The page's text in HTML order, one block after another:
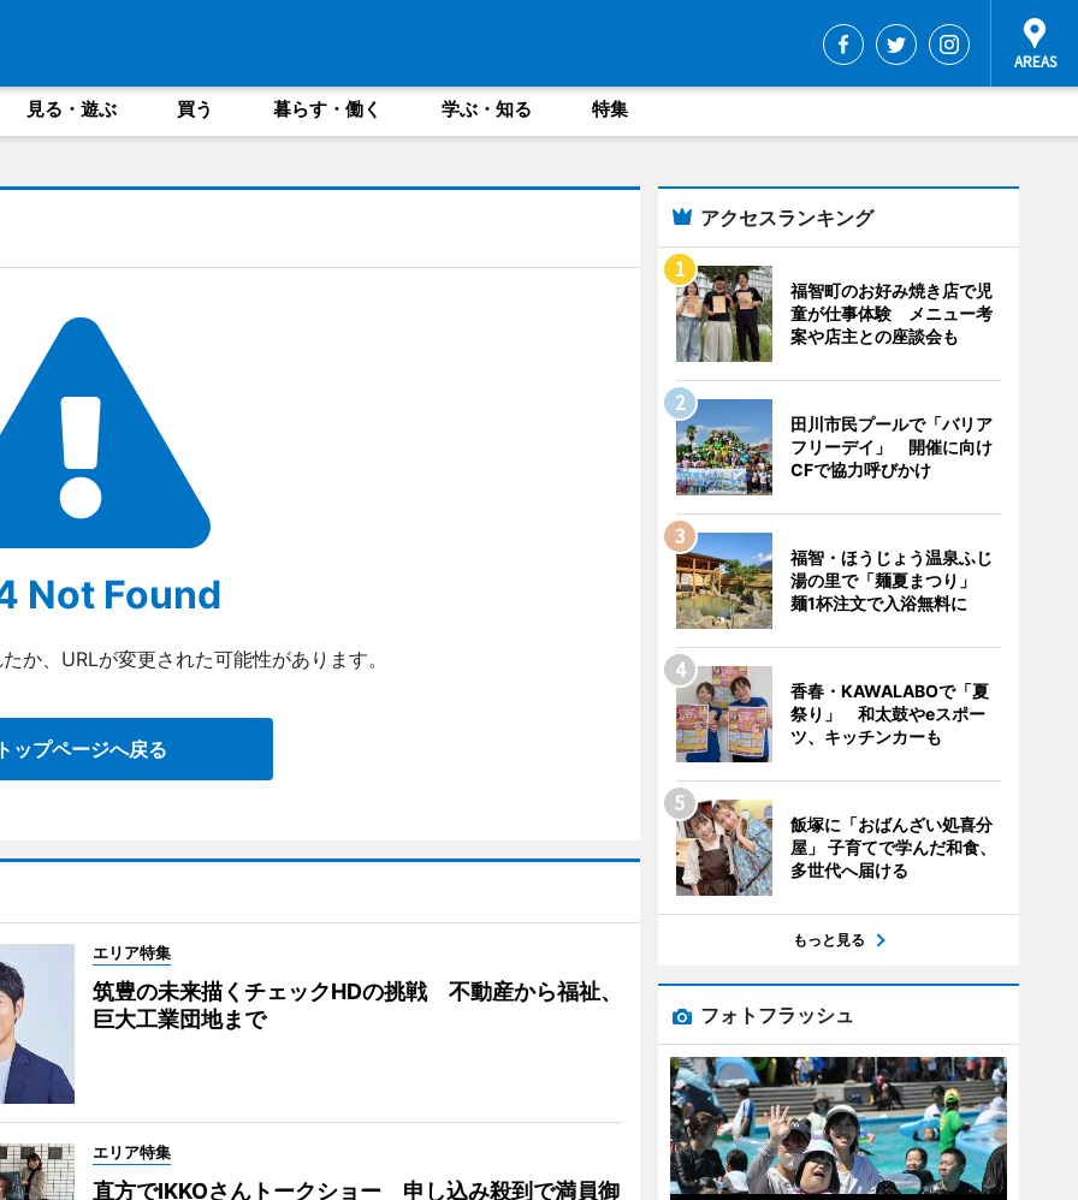
見る・遊ぶ 買う 暮らす・働く 学ぶ・知る 特集
Not Found
か、URLが変更された可能性があります。
ップページへ戻る
エリア特集
筑豊の未来描くチェックHDの挑戦 不動産から福祉、
巨大工業団地まで
エリア特集
直方でIKKOさんトークショー 申し込み殺到で満員御
アクセスランキング
福智町のお好み焼き店で児
童が仕事体験 メニュー考
案や店主との座談会も
田川市民プールで「バリア
フリーデイ」 開催に向け
CFで協力呼びかけ
福智・ほうじょう温泉ふじ
湯の里で「麺夏まつり」
麺1杯注文で入浴無料に
香春・KAWALABOで「夏
祭り」 和太鼓やeスポー
ツ、キッチンカーも
飯塚に「おばんざい処喜分
屋」 子育てで学んだ和食、
多世代へ届ける
もっと見る
フォトフラッシュ